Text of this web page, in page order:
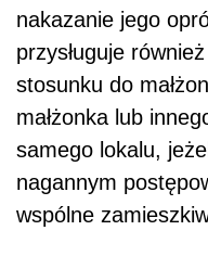
nakazanie jego
przysługuje
stosunku do
małżonka lub
samego lokalu,
nagannym
wspólne